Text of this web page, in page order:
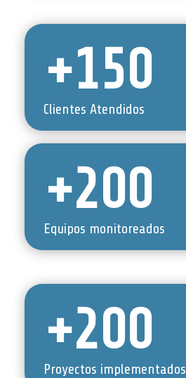
+150
Clientes Atendidos
+200
Equipos monitoreados
+200
Proyectos implementados